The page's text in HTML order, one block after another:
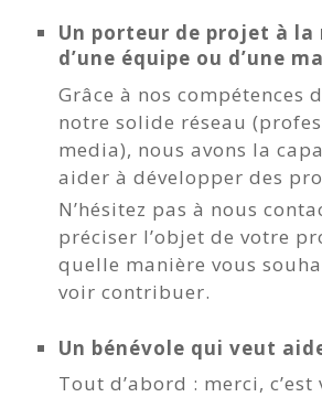
Un porteur de projet à la
d’une équipe ou d’une
Grâce à nos compétences
notre solide réseau
media), nous avons la
aider à développer des
N’hésitez pas à nous
préciser l’objet de votre
quelle manière vous
voir contribuer.
Un bénévole qui veut
Tout d’abord : merci,